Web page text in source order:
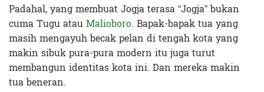
Padahal, yang membuat Jogja terasa “Jogja” bukan
cuma Tugu atauMalioboro. Bapak-bapak tua yang
masih mengayuh becak pelan di tengah kota yang
makin sibuk pura-pura modern itu juga turut
membangun identitas kota ini. Dan mereka makin
tua beneran.